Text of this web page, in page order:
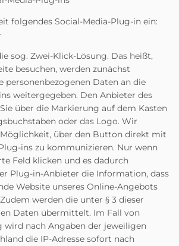
folgendes Social-Media-Plug-in ein:
sog. Zwei-Klick-Lösung. Das heißt,
besuchen, werden zunächst
personenbezogenen Daten an die
weitergegeben. Den Anbieter des
über die Markierung auf dem Kasten
oder das Logo. Wir
über den Button direkt mit
ins zu kommunizieren. Nur wenn
Feld klicken und es dadurch
Plug-in-Anbieter die Information, dass
Website unseres Online-Angebots
werden die unter § 3 dieser
Daten übermittelt. Im Fall von
wird nach Angaben der jeweiligen
die IP-Adresse sofort nach